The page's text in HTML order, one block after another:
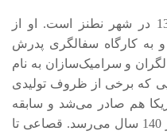
عباسعلی قصاعی متولد سال 1326 در شهر نطنز است. او از
به کارگاه سفالگری پدرش
و سرامیک‌سازان به نام
که برخی از ظروف تولیدی
هم صادر می‌شد و سابقه
کار و تولید در خانواده او به بیش از 140 سال می‌رسد. قصاعی تا